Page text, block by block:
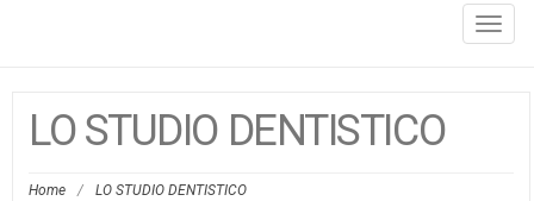
LO STUDIO DENTISTICO
Home / LO STUDIO DENTISTICO